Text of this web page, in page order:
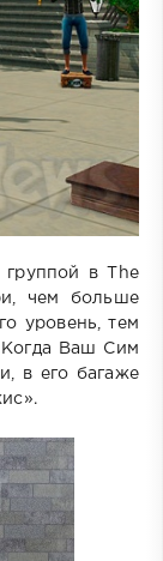
группой в The
чем больше
уровень, тем
Когда Ваш Сим
в его багаже